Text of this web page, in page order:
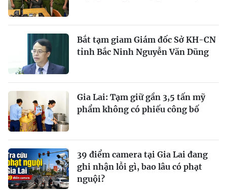
Bắt tạm giam Giám đốc Sở KH-CN
tỉnh Bắc Ninh Nguyễn Văn Dũng
Gia Lai: Tạm giữ gần 3,5 tấn mỹ
phẩm không có phiếu công bố
39 điểm camera tại Gia Lai đang
ghi nhận lỗi gì, bao lâu có phạt
nguội?